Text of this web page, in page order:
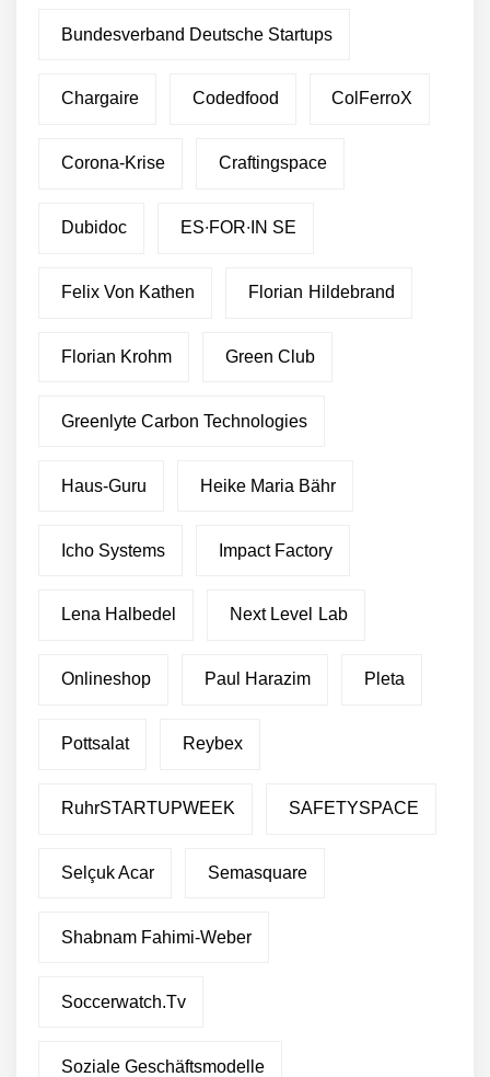
Bundesverband Deutsche Startups
Chargaire Codedfood ColFerroX
Corona-Krise Craftingspace
Dubidoc ES∙FOR∙IN SE
Felix Von Kathen Florian Hildebrand
Florian Krohm Green Club
Greenlyte Carbon Technologies
Haus-Guru Heike Maria Bähr
Icho Systems Impact Factory
Lena Halbedel Next Level Lab
Onlineshop Paul Harazim Pleta
Pottsalat Reybex
RuhrSTARTUPWEEK SAFETYSPACE
Selçuk Acar Semasquare
Shabnam Fahimi-Weber
Soccerwatch.tv
Soziale Geschäftsmodelle